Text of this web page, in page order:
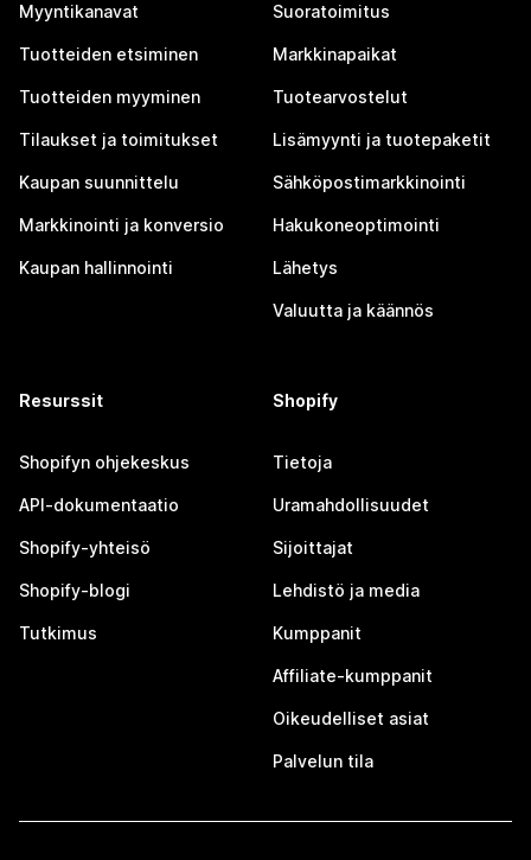
Myyntikanavat
Tuotteiden etsiminen
Tuotteiden myyminen
Tilaukset ja toimitukset
Kaupan suunnittelu
Markkinointi ja konversio
Kaupan hallinnointi
Suoratoimitus
Markkinapaikat
Tuotearvostelut
Lisämyynti ja tuotepaketit
Sähköpostimarkkinointi
Hakukoneoptimointi
Lähetys
Valuutta ja käännös
Resurssit
Shopifyn ohjekeskus
API-dokumentaatio
Shopify-yhteisö
Shopify-blogi
Tutkimus
Shopify
Tietoja
Uramahdollisuudet
Sijoittajat
Lehdistö ja media
Kumppanit
Affiliate-kumppanit
Oikeudelliset asiat
Palvelun tila